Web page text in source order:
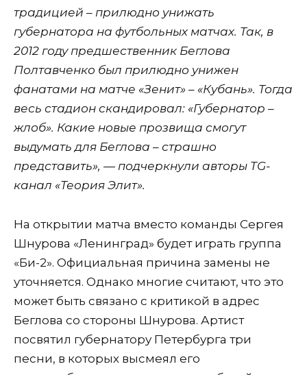
традицией – прилюдно унижать
губернатора на футбольных матчах. Так, в
2012 году предшественник Беглова
Полтавченко был прилюдно унижен
фанатами на матче «Зенит» – «Кубань». Тогда
весь стадион скандировал: «Губернатор –
жлоб». Какие новые прозвища смогут
выдумать для Беглова – страшно
представить», — подчеркнули авторы TG-
канал «Теория Элит».
На открытии матча вместо команды Сергея
Шнурова «Ленинград» будет играть группа
«Би-2». Официальная причина замены не
уточняется. Однако многие считают, что это
может быть связано с критикой в адрес
Беглова со стороны Шнурова. Артист
посвятил губернатору Петербурга три
песни, в которых высмеял его